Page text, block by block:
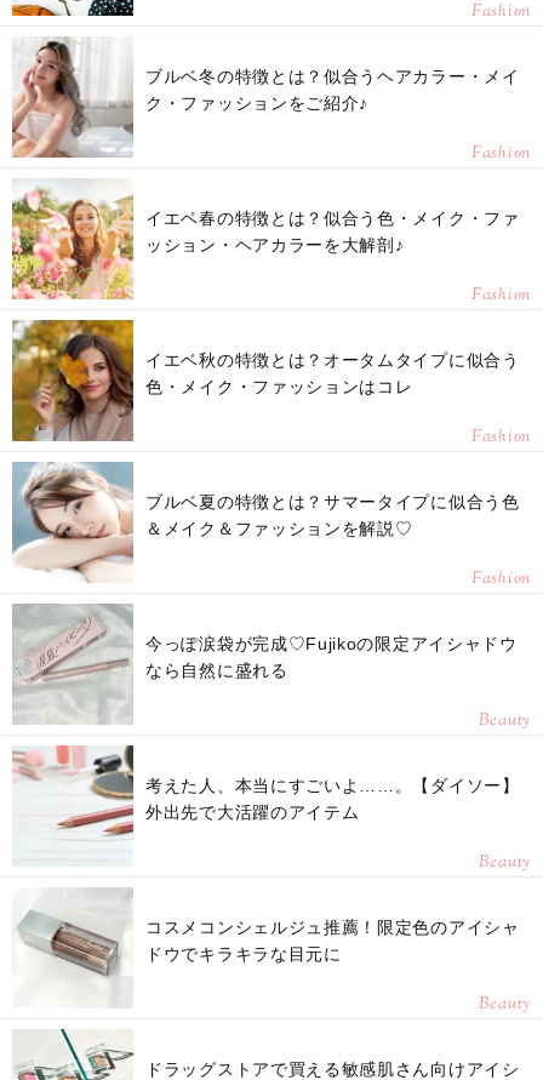
Fashion
ブルベ冬の特徴とは？似合うヘアカラー・メイ
ク・ファッションをご紹介♪
Fashion
イエベ春の特徴とは？似合う色・メイク・ファ
ッション・ヘアカラーを大解剖♪
Fashion
イエベ秋の特徴とは？オータムタイプに似合う
色・メイク・ファッションはコレ
Fashion
ブルベ夏の特徴とは？サマータイプに似合う色
＆メイク＆ファッションを解説♡
Fashion
今っぽ涙袋が完成♡Fujikoの限定アイシャドウ
なら自然に盛れる
Beauty
考えた人、本当にすごいよ……。【ダイソー】
外出先で大活躍のアイテム
Beauty
コスメコンシェルジュ推薦！限定色のアイシャ
ドウでキラキラな目元に
Beauty
ドラッグストアで買える敏感肌さん向けアイシ